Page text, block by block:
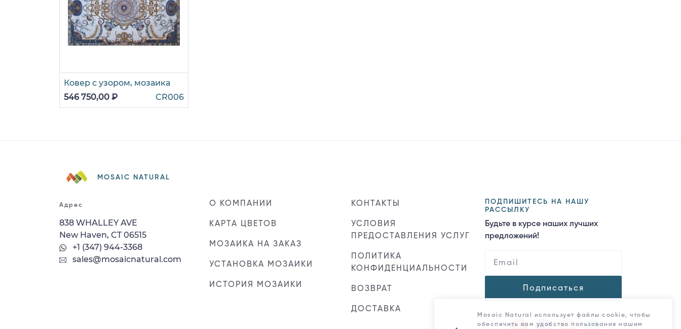
Ковер с узором, мозаика
546 750,00 ₽
CR006
MOSAIC NATURAL
Адрес
838 WHALLEY AVE
New Haven, CT 06515
+1 (347) 944-3368
sales@mosaicnatural.com
О КОМПАНИИ
КАРТА ЦВЕТОВ
МОЗАИКА НА ЗАКАЗ
УСТАНОВКА МОЗАИКИ
ИСТОРИЯ МОЗАИКИ
КОНТАКТЫ
УСЛОВИЯ
ПРЕДОСТАВЛЕНИЯ УСЛУГ
ПОЛИТИКА
КОНФИДЕНЦИАЛЬНОСТИ
ВОЗВРАТ
ДОСТАВКА
ПОДПИШИТЕСЬ НА НАШУ
РАССЫЛКУ
Будьте в курсе наших лучших
предложений!
Подписаться
Mosaic Natural использует файлы cookie, чтобы
обеспечить вам удобство пользования нашим